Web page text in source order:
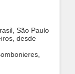
São Paulo
desde